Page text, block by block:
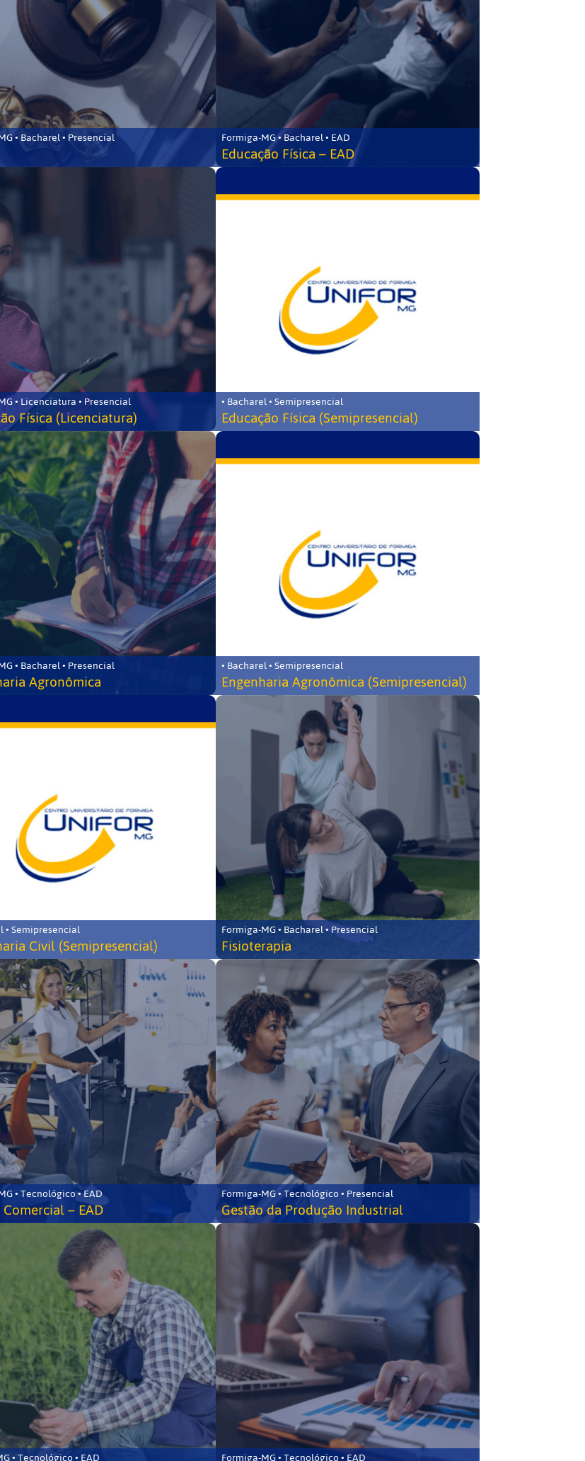
• Bacharel • Presencial Formiga-MG • Bacharel • EAD
Educação Física – EAD
• Licenciatura • Presencial
Física (Licenciatura)
• Bacharel • Semipresencial
Educação Física (Semipresencial)
• Bacharel • Presencial
Agronômica
• Bacharel • Semipresencial
Engenharia Agronômica (Semipresencial)
• Semipresencial
Civil (Semipresencial)
Formiga-MG • Bacharel • Presencial
Fisioterapia
• Tecnológico • EAD
– EAD
Formiga-MG • Tecnológico • Presencial
Gestão da Produção Industrial